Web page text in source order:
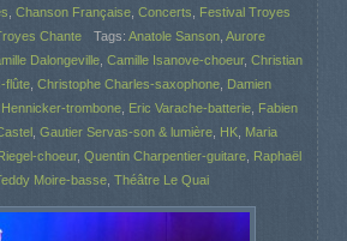
Chanson Française Concerts
Festival Troyes
Chante Tags: Anatole Sanson Aurore
Dalongeville Camille Isanove-choeur, Christian
flûte Christophe Charles-saxophone Damien
Hennicker-trombone Eric Varache-batterie Fabien
Gautier Servas-son & lumière HK Maria
choeur, Quentin Charpentier-guitare Raphaël
Moire-basse Théâtre Le Quai